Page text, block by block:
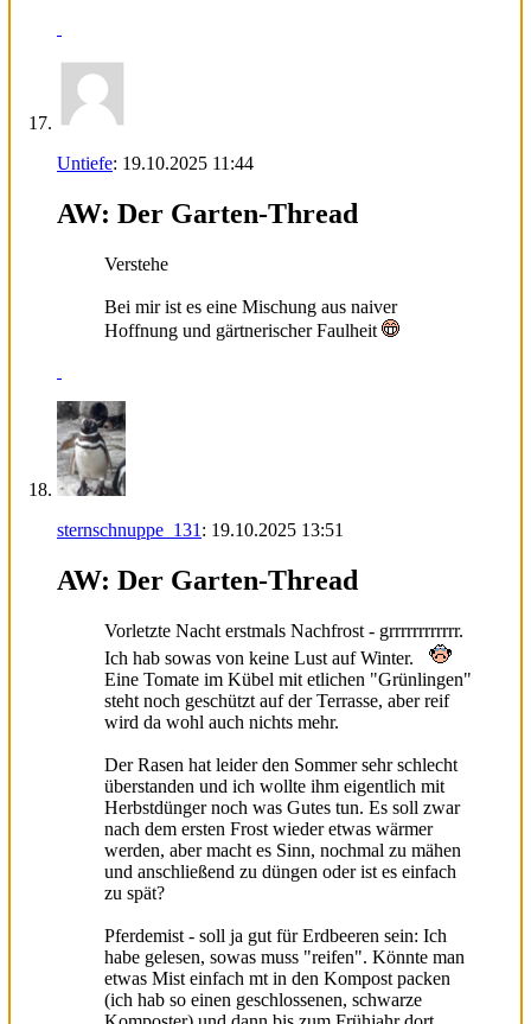
Untiefe: 19.10.2025 11:44
AW: Der Garten-Thread
Verstehe
Bei mir ist es eine Mischung aus naiver
Hoffnung und gärtnerischer Faulheit
sternschnuppe_131 : 19.10.2025 13:51
AW: Der Garten-Thread
Vorletzte Nacht erstmals Nachfrost - grrrrrrrrrrrr.
Ich hab sowas von keine Lust auf Winter.
Eine Tomate im Kübel mit etlichen "Grünlingen"
steht noch geschützt auf der Terrasse, aber reif
wird da wohl auch nichts mehr.
Der Rasen hat leider den Sommer sehr schlecht
überstanden und ich wollte ihm eigentlich mit
Herbstdünger noch was Gutes tun. Es soll zwar
nach dem ersten Frost wieder etwas wärmer
werden, aber macht es Sinn, nochmal zu mähen
und anschließend zu düngen oder ist es einfach
zu spät?
Pferdemist - soll ja gut für Erdbeeren sein: Ich
habe gelesen, sowas muss "reifen". Könnte man
etwas Mist einfach mt in den Kompost packen
(ich hab so einen geschlossenen, schwarze